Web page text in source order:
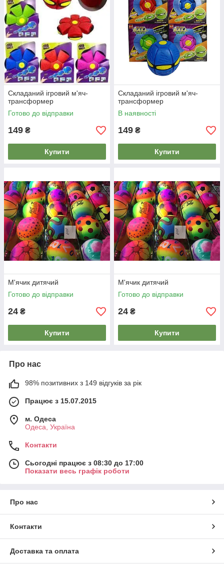
Складаний ігровий м'яч-
трансформер
Готово до відправки
149 ₴
Купити
Складаний ігровий м'яч-
трансформер
В наявності
149 ₴
Купити
М'ячик дитячий
Готово до відправки
24 ₴
Купити
М'ячик дитячий
Готово до відправки
24 ₴
Купити
Про нас
98% позитивних з 149 відгуків за рік
Працює з 15.07.2015
м. Одеса
Одеса, Україна
Контакти
Сьогодні працює з 08:30 до 17:00
Показати весь графік роботи
Про нас
Контакти
Доставка та оплата